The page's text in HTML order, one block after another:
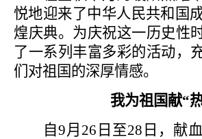
悦地迎来了中华人民共和国
煌庆典。为庆祝这一历史性
了一系列丰富多彩的活动，
们对祖国的深厚情感。
我为祖国献“
自9月26日至28日，献